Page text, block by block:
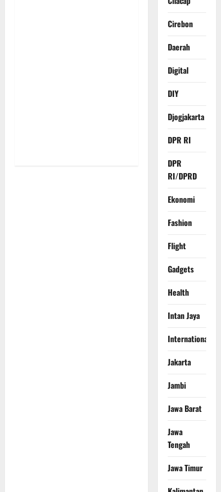
Cirebon
Daerah
Digital
DIY
Djogjakarta
DPR RI
DPR
RI/DPRD
Ekonomi
Fashion
Flight
Gadgets
Health
Intan Jaya
International
Jakarta
Jambi
Jawa Barat
Jawa
Tengah
Jawa Timur